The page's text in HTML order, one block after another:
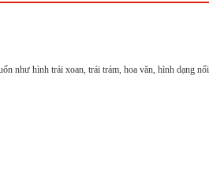
như hình trái xoan, trái trám, hoa văn, hình dạng